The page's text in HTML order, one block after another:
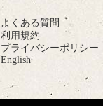
よくある質問
利用規約
プライバシーポリシー
English